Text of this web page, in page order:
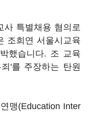
사 특별채용 혐의로
조희연 서울시교육
했습니다. 조 교육
'를 주장하는 탄원
맹(Education Inter